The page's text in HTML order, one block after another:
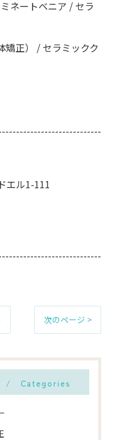
ネートベニア / セラ
正） / セラミックク
エル1-111
次のページ >
Categories